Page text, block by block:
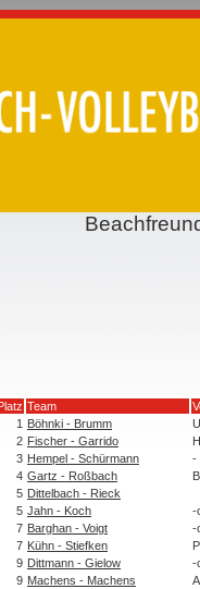
Team
1 Böhnki - Brumm
2 Fischer - Garrido
3 Hempel - Schürmann
-
4 Gartz - Roßbach
5 Dittelbach - Rieck
5 Jahn - Koch
-
7 Barghan - Voigt
-
7 Kühn - Stiefken
9 Dittmann - Gielow
-
9 Machens - Machens